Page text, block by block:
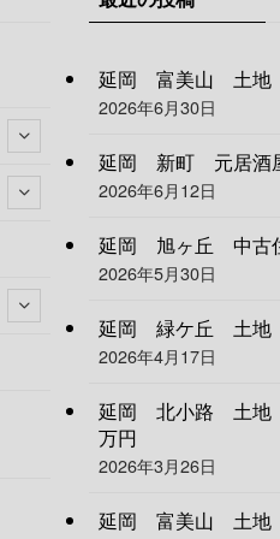
延岡 富美山 土地
2026年6月30日
延岡 新町 元居酒屋
2026年6月12日
延岡 旭ヶ丘 中古住
2026年5月30日
延岡 緑ケ丘 土地
2026年4月17日
延岡 北小路 土地
万円
2026年3月26日
延岡 富美山 土地